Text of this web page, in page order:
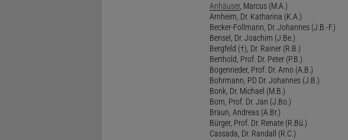
Anhäuser, Marcus (M.A.)
Arnheim, Dr. Katharina (K.A.)
Becker-Follmann, Dr. Johannes (J.B.-F.)
Bensel, Dr. Joachim (J.Be.)
Bergfeld (†), Dr. Rainer (R.B.)
Berthold, Prof. Dr. Peter (P.B.)
Bogenrieder, Prof. Dr. Arno (A.B.)
Bohrmann, PD Dr. Johannes (J.B.)
Bonk, Dr. Michael (M.B.)
Born, Prof. Dr. Jan (J.Bo.)
Braun, Andreas (A.Br.)
Bürger, Prof. Dr. Renate (R.Bü.)
Cassada, Dr. Randall (R.C.)